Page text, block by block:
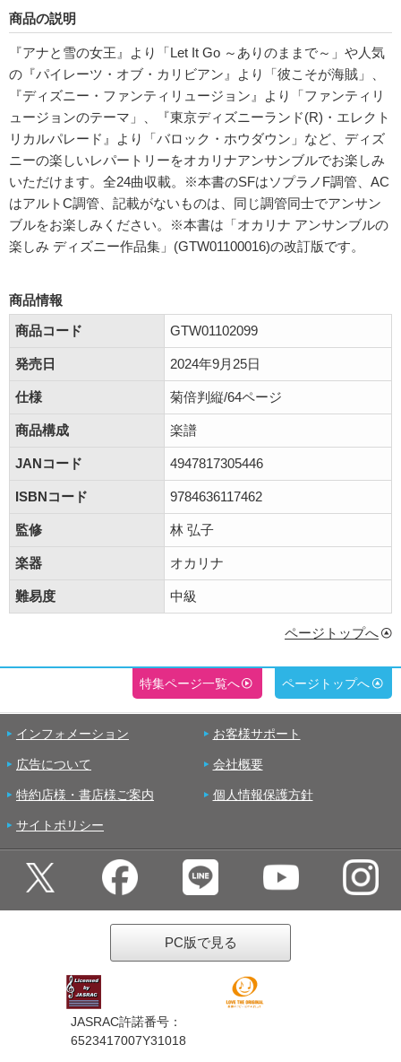
商品の説明
『アナと雪の女王』より「Let It Go ～ありのままで～」や人気
の『パイレーツ・オブ・カリビアン』より「彼こそが海賊」、
『ディズニー・ファンティリュージョン』より「ファンティリ
ュージョンのテーマ」、『東京ディズニーランド(R)・エレクト
リカルパレード』より「バロック・ホウダウン」など、ディズ
ニーの楽しいレパートリーをオカリナアンサンブルでお楽しみ
いただけます。全24曲収載。※本書のSFはソプラノF調管、AC
はアルトC調管、記載がないものは、同じ調管同士でアンサン
ブルをお楽しみください。※本書は「オカリナ アンサンブルの
楽しみ ディズニー作品集」(GTW01100016)の改訂版です。
商品情報
商品コード
GTW01102099
発売日 2024年9月25日
仕様 菊倍判縦/64ページ
商品構成 楽譜
JANコード 4947817305446
ISBNコード 9784636117462
監修 林 弘子
楽器 オカリナ
難易度 中級
ページトップへ
特集ページ一覧へ ページトップへ
インフォメーション お客様サポート
広告について 会社概要
特約店様・書店様ご案内 個人情報保護方針
サイトポリシー
PC版で見る
JASRAC許諾番号：
6523417007Y31018